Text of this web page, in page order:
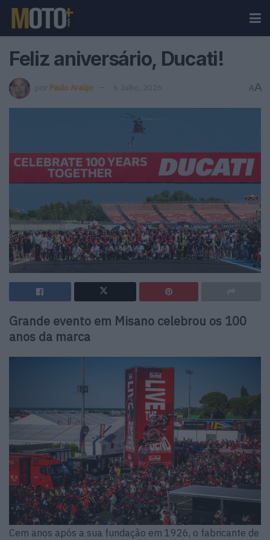
Feliz aniversário, Ducati!
por Paulo Araújo 6 Julho, 2026 AA
Grande evento em Misano celebrou os 100
anos da marca
Cem anos após a sua fundação em 1926, o fabricante de